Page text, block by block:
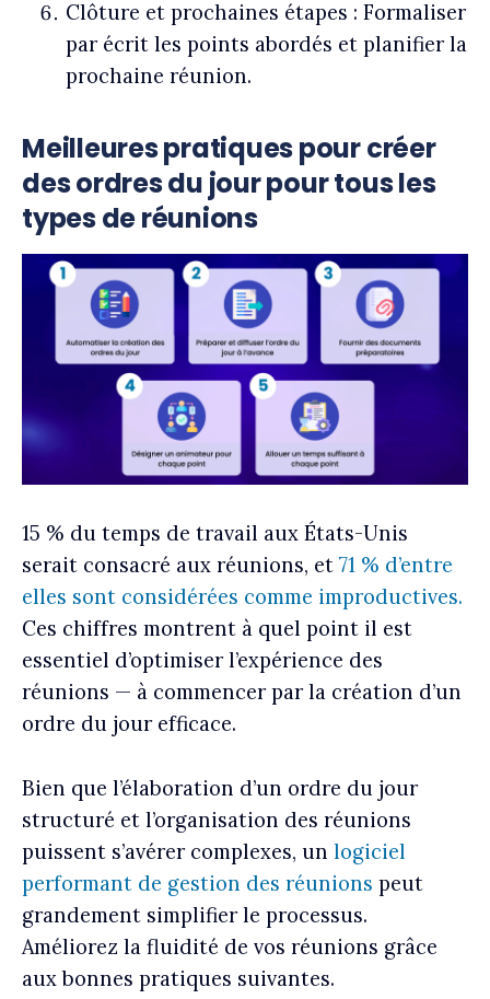
Clôture et prochaines étapes : Formaliser
par écrit les points abordés et planifier la
prochaine réunion.
Meilleures pratiques pour créer
des ordres du jour pour tous les
types de réunions
15 % du temps de travail aux États-Unis
serait consacré aux réunions, et 71 % d’entre
elles sont considérées comme improductives.
Ces chiffres montrent à quel point il est
essentiel d’optimiser l’expérience des
réunions — à commencer par la création d’un
ordre du jour efficace.
Bien que l’élaboration d’un ordre du jour
structuré et l’organisation des réunions
puissent s’avérer complexes, un logiciel
performant de gestion des réunions peut
grandement simplifier le processus.
Améliorez la fluidité de vos réunions grâce
aux bonnes pratiques suivantes.